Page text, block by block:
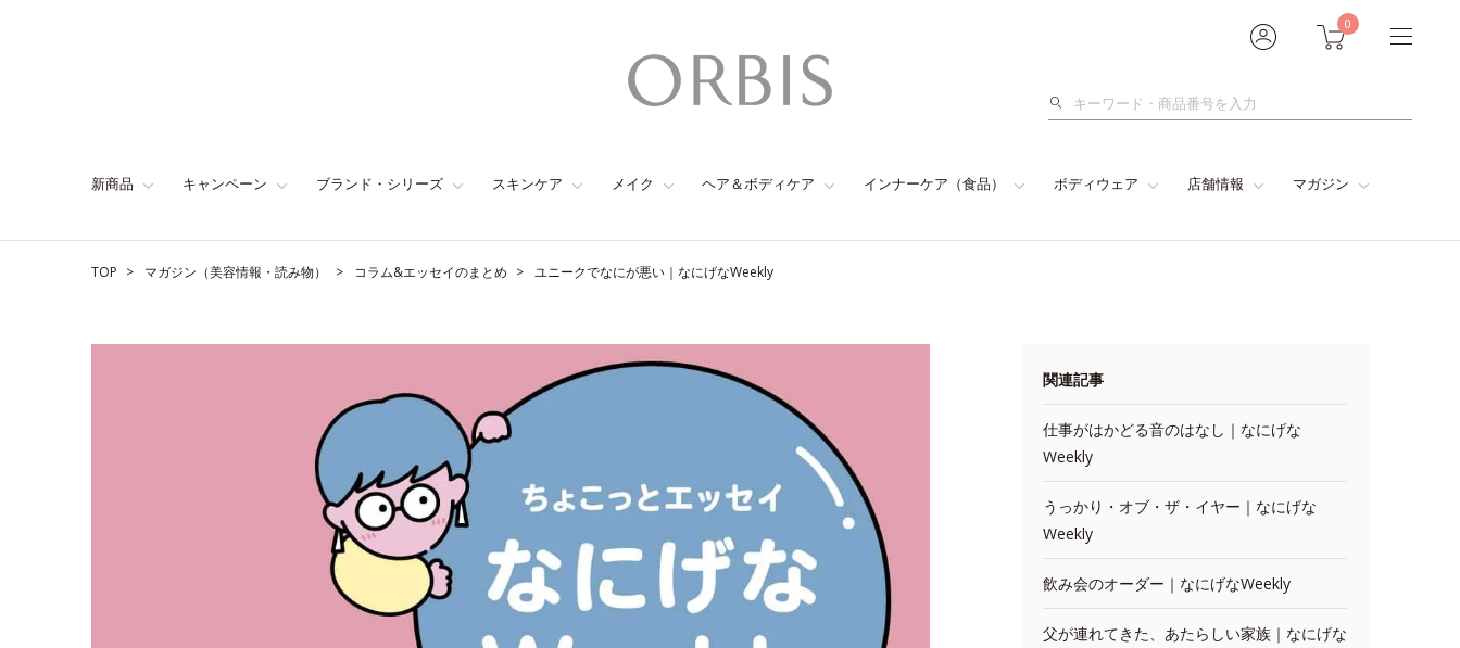
0
検
新商品 キャンペーン ブランド・シリーズ スキンケア メイク ヘア＆ボディケア インナーケア（食品） ボディウェア 店舗情報 マガジン
TOP マガジン（美容情報・読み物） コラム&エッセイのまとめ ユニークでなにが悪い｜なにげなWeekly
関連記事
仕事がはかどる音のはなし｜なにげな
Weekly
うっかり・オブ・ザ・イヤー｜なにげな
Weekly
飲み会のオーダー｜なにげなWeekly
父が連れてきた、あたらしい家族｜なにげな